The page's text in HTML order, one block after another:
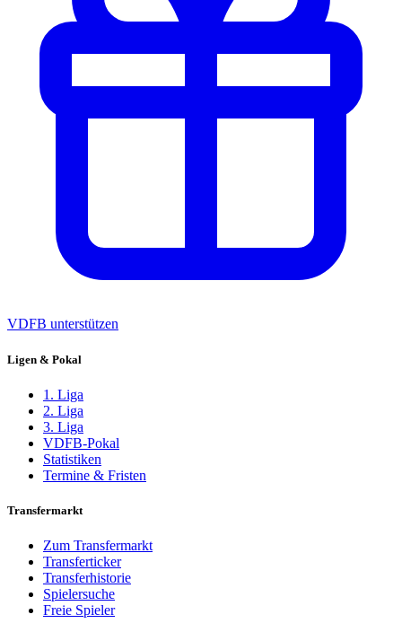
VDFB unterstützen
Ligen & Pokal
1. Liga
2. Liga
3. Liga
VDFB-Pokal
Statistiken
Termine & Fristen
Transfermarkt
Zum Transfermarkt
Transferticker
Transferhistorie
Spielersuche
Freie Spieler